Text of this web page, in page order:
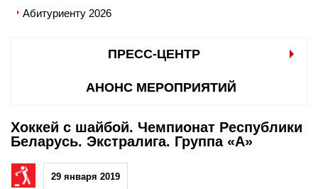
Абитуриенту 2026
ПРЕСС-ЦЕНТР
АНОНС МЕРОПРИЯТИЙ
Хоккей с шайбой. Чемпионат Республики
Беларусь. Экстралига. Группа «А»
29 января 2019